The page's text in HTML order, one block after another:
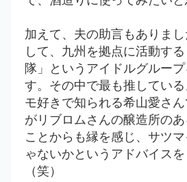
加えて、夫の助言もありま
して、九州を拠点に活動す
隊」というアイドルグルー
す。その中で最も推してい
モ好きで知られる希山愛さ
がリブロムさんの醸造所の
ことからも縁を感じ、サツ
ゃないかというアドバイス
（笑）